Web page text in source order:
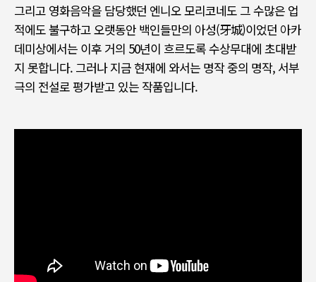
그리고 영화음악을 담당했던 엔니오 모리코네도 그 수많은 업
적에도 불구하고 오랫동안 백인들만의 아성(牙城)이었던 아카
데미상에서는 이후 거의 50년이 흐르도록 수상무대에 초대받
지 못합니다. 그러나 지금 현재에 와서는 명작 중의 명작, 서부
극의 전설로 평가받고 있는 작품입니다.